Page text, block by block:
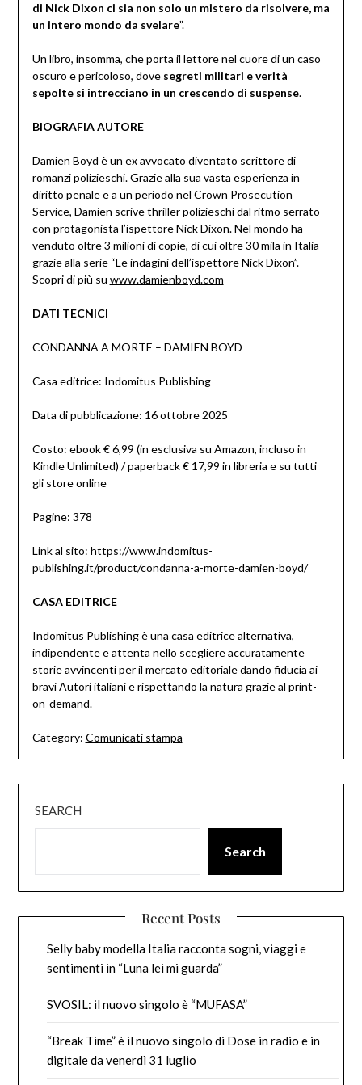
di Nick Dixon ci sia non solo un mistero da risolvere, ma
un intero mondo da svelare”.
Un libro, insomma, che porta il lettore nel cuore di un caso
oscuro e pericoloso, dove segreti militari e verità
sepolte si intrecciano in un crescendo di suspense.
BIOGRAFIA AUTORE
Damien Boyd è un ex avvocato diventato scrittore di
romanzi polizieschi. Grazie alla sua vasta esperienza in
diritto penale e a un periodo nel Crown Prosecution
Service, Damien scrive thriller polizieschi dal ritmo serrato
con protagonista l’ispettore Nick Dixon. Nel mondo ha
venduto oltre 3 milioni di copie, di cui oltre 30 mila in Italia
grazie alla serie “Le indagini dell’ispettore Nick Dixon”.
Scopri di più su www.damienboyd.com
DATI TECNICI
CONDANNA A MORTE – DAMIEN BOYD
Casa editrice: Indomitus Publishing
Data di pubblicazione: 16 ottobre 2025
Costo: ebook € 6,99 (in esclusiva su Amazon, incluso in
Kindle Unlimited) / paperback € 17,99 in libreria e su tutti
gli store online
Pagine: 378
Link al sito: https://www.indomitus-
publishing.it/product/condanna-a-morte-damien-boyd/
CASA EDITRICE
Indomitus Publishing è una casa editrice alternativa,
indipendente e attenta nello scegliere accuratamente
storie avvincenti per il mercato editoriale dando fiducia ai
bravi Autori italiani e rispettando la natura grazie al print-
on-demand.
Category: Comunicati stampa
SEARCH
Search
Recent Posts
Selly baby modella Italia racconta sogni, viaggi e
sentimenti in “Luna lei mi guarda”
SVOSIL: il nuovo singolo è “MUFASA”
“Break Time” è il nuovo singolo di Dose in radio e in
digitale da venerdì 31 luglio